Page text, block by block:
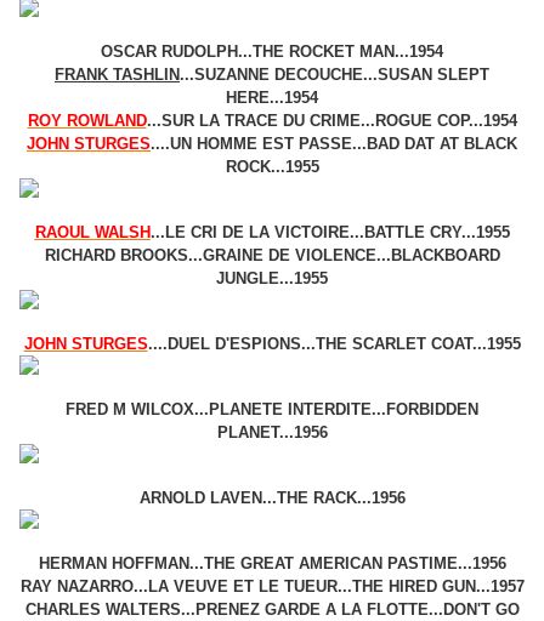
OSCAR RUDOLPH...THE ROCKET MAN...1954
FRANK TASHLIN...SUZANNE DECOUCHE...SUSAN SLEPT
HERE...1954
ROY ROWLAND...SUR LA TRACE DU CRIME...ROGUE COP...1954
JOHN STURGES....UN HOMME EST PASSE...BAD DAT AT BLACK
ROCK...1955
RAOUL WALSH...LE CRI DE LA VICTOIRE...BATTLE CRY...1955
RICHARD BROOKS...GRAINE DE VIOLENCE...BLACKBOARD
JUNGLE...1955
JOHN STURGES....DUEL D'ESPIONS...THE SCARLET COAT...1955
FRED M WILCOX...PLANETE INTERDITE...FORBIDDEN
PLANET...1956
ARNOLD LAVEN...THE RACK...1956
HERMAN HOFFMAN...THE GREAT AMERICAN PASTIME...1956
RAY NAZARRO...LA VEUVE ET LE TUEUR...THE HIRED GUN...1957
CHARLES WALTERS...PRENEZ GARDE A LA FLOTTE...DON'T GO